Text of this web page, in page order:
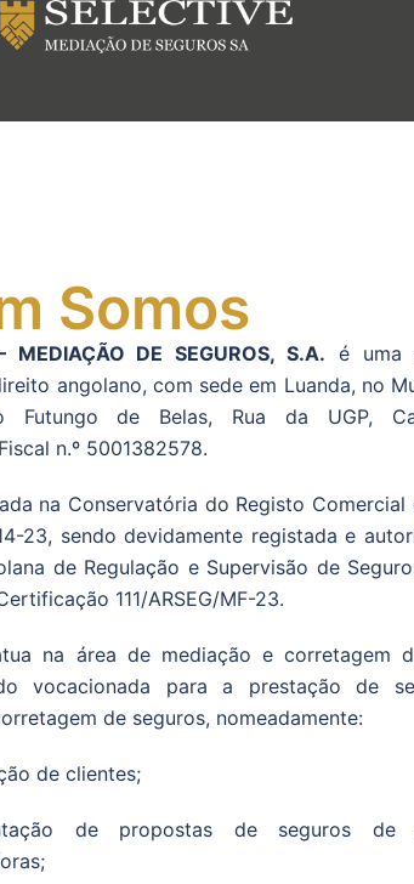
Somos
MEDIAÇÃO DE SEGUROS, S.A. é uma
angolano, com sede em Luanda, no
Futungo de Belas, Rua da UGP,
n.º 5001382578.
na Conservatória do Registo Comercial
23, sendo devidamente registada e
de Regulação e Supervisão de
111/ARSEG/MF-23.
na área de mediação e corretagem
vocacionada para a prestação de
de seguros, nomeadamente:
de clientes;
de propostas de seguros de